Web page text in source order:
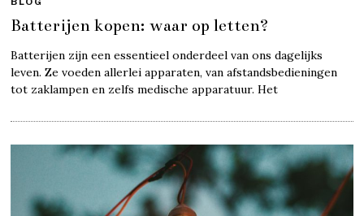
Batterijen kopen: waar op letten?
Batterijen zijn een essentieel onderdeel van ons dagelijks
leven. Ze voeden allerlei apparaten, van afstandsbedieningen
tot zaklampen en zelfs medische apparatuur. Het